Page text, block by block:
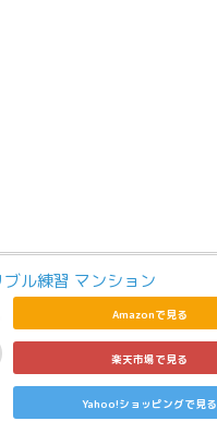
ル練習 マンション
Amazonで見る
楽天市場で見る
Yahoo!ショッピングで見る